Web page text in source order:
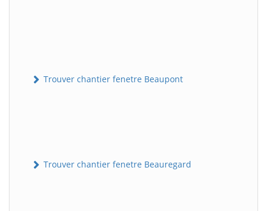
Trouver chantier fenetre Beaupont
Trouver chantier fenetre Beauregard